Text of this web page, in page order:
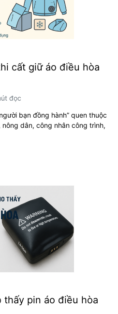
cất giữ áo điều hòa
đọc
bạn đồng hành” quen thuộc
dân, công nhân công trình,
thấy pin áo điều hòa